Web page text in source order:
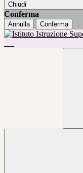
Chiudi
Conferma
Annulla Conferma